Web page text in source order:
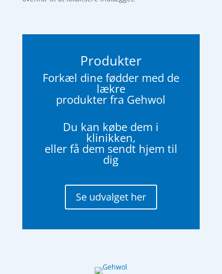
Produkter
Forkæl dine fødder med de
lækre
produkter fra Gehwol
Du kan købe dem i
klinikken,
eller få dem sendt hjem til
dig
Se udvalget her